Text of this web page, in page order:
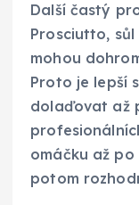
Další častý
Prosciutto,
mohou
Proto je lepší
dolaďovat až
omáčku až
potom